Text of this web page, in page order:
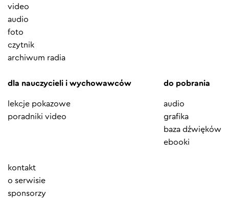
video
audio
foto
czytnik
archiwum radia
dla nauczycieli i wychowawców
lekcje pokazowe
poradniki video
do pobrania
audio
grafika
baza dźwięków
ebooki
Element
menu
kontakt
o serwisie
sponsorzy